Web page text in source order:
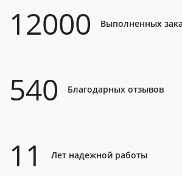
12000 Выполненных
540 Благодарных отзывов
11 Лет надежной работы